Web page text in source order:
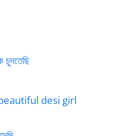
চুদতেছি
beautiful desi girl